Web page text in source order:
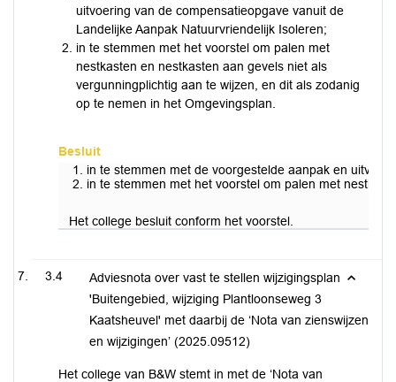
uitvoering van de compensatieopgave vanuit de
Landelijke Aanpak Natuurvriendelijk Isoleren;
in te stemmen met het voorstel om palen met
nestkasten en nestkasten aan gevels niet als
vergunningplichtig aan te wijzen, en dit als zodanig
op te nemen in het Omgevingsplan.
Besluit
in te stemmen met de voorgestelde aanpak en
in te stemmen met het voorstel om palen met
Het college besluit conform het voorstel.
3.4
Adviesnota over vast te stellen wijzigingsplan
'Buitengebied, wijziging Plantloonseweg 3
Kaatsheuvel' met daarbij de ‘Nota van zienswijzen
en wijzigingen’ (2025.09512)
Het college van B&W stemt in met de ‘Nota van